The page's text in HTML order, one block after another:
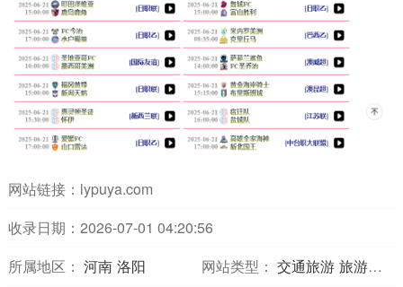
网站链接： lypuya.com
收录日期：2026-07-01 04:20:56
所属地区： 河南 洛阳 网站类型： 交通旅游 旅游网站